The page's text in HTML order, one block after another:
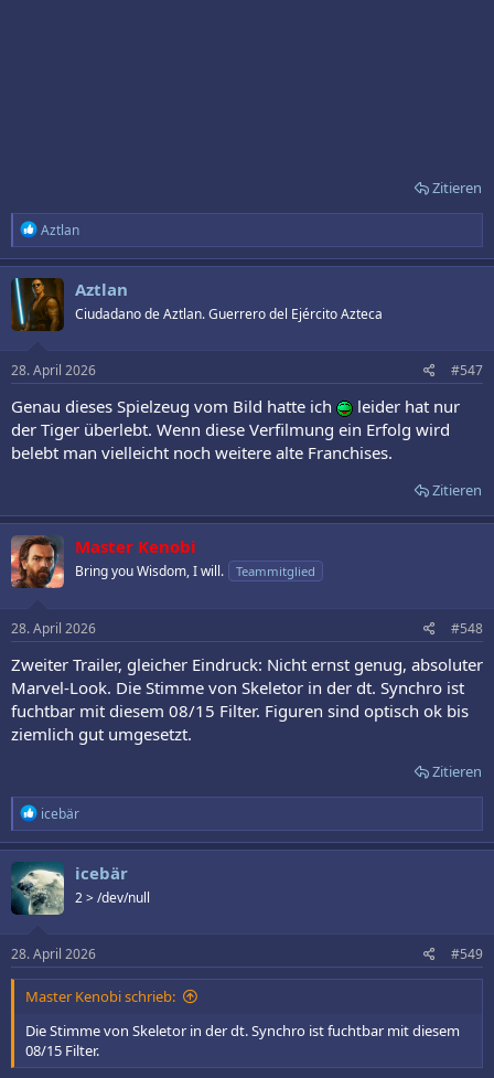
Zitieren
R
e
a
k
t
i
o
e
n
:
Aztlan
Aztlan
Ciudadano de Aztlan. Guerrero del Ejército Azteca
28. April 2026 #547
Genau dieses Spielzeug vom Bild hatte ich
leider hat nur
der Tiger überlebt. Wenn diese Verfilmung ein Erfolg wird
belebt man vielleicht noch weitere alte Franchises.
Zitieren
Master Kenobi
Bring you Wisdom, I will. Teammitglied
28. April 2026 #548
Zweiter Trailer, gleicher Eindruck: Nicht ernst genug, absoluter
Marvel-Look. Die Stimme von Skeletor in der dt. Synchro ist
fuchtbar mit diesem 08/15 Filter. Figuren sind optisch ok bis
ziemlich gut umgesetzt.
Zitieren
R
e
a
k
t
i
o
e
n
icebär
icebär
2 > /dev/null
28. April 2026 #549
Master Kenobi schrieb:
Die Stimme von Skeletor in der dt. Synchro ist fuchtbar mit diesem
08/15 Filter.